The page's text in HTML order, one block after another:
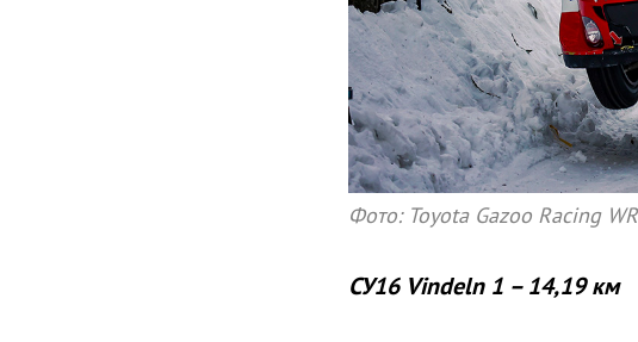
Фото: Toyota Gazoo Racing
СУ16 Vindeln 1 – 14,19 км